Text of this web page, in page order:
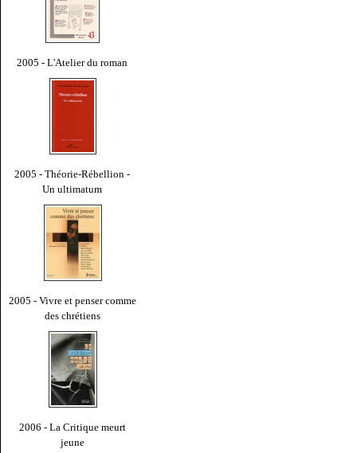
2005 - L'Atelier du roman
2005 - Théorie-Rébellion -
Un ultimatum
2005 - Vivre et penser comme
des chrétiens
2006 - La Critique meurt
jeune